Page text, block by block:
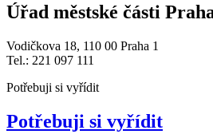
Úřad městské části
Vodičkova 18, 110 00 Praha 1
Tel.: 221 097 111
Potřebuji si vyřídit
Potřebuji si vyřídit